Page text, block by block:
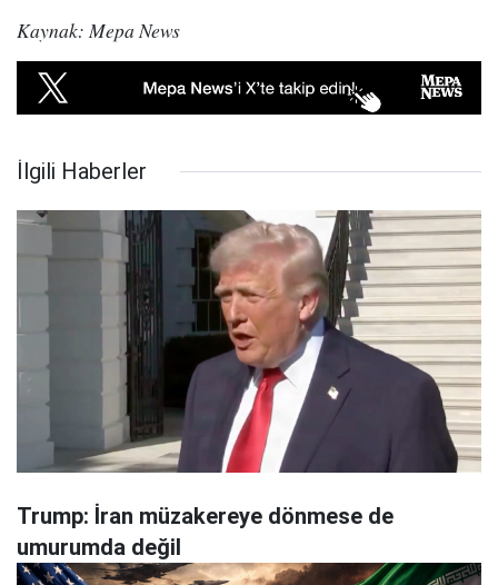
Kaynak: Mepa News
İlgili Haberler
Trump: İran müzakereye dönmese de
umurumda değil